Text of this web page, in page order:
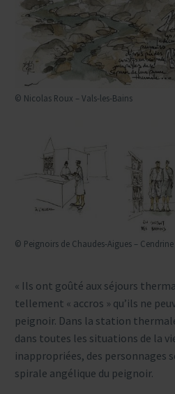
© Nicolas Roux – Vals-les-Bains
© Peignoirs de Chaudes-Aigues –
« Ils ont goûté aux séjours
tellement « accros » qu’ils ne
peignoir. Dans la station
dans toutes les situations de la
inappropriées, des personnages
spirale angélique du peignoir.